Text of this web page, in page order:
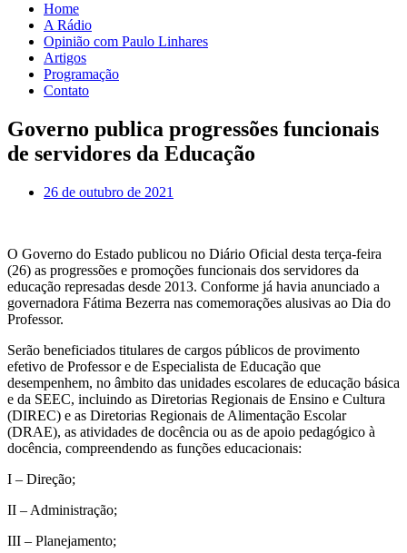
Home
A Rádio
Opinião com Paulo Linhares
Artigos
Programação
Contato
Governo publica progressões funcionais
de servidores da Educação
26 de outubro de 2021
O Governo do Estado publicou no Diário Oficial desta terça-feira
(26) as progressões e promoções funcionais dos servidores da
educação represadas desde 2013. Conforme já havia anunciado a
governadora Fátima Bezerra nas comemorações alusivas ao Dia do
Professor.
Serão beneficiados titulares de cargos públicos de provimento
efetivo de Professor e de Especialista de Educação que
desempenhem, no âmbito das unidades escolares de educação básica
e da SEEC, incluindo as Diretorias Regionais de Ensino e Cultura
(DIREC) e as Diretorias Regionais de Alimentação Escolar
(DRAE), as atividades de docência ou as de apoio pedagógico à
docência, compreendendo as funções educacionais:
I – Direção;
II – Administração;
III – Planejamento;